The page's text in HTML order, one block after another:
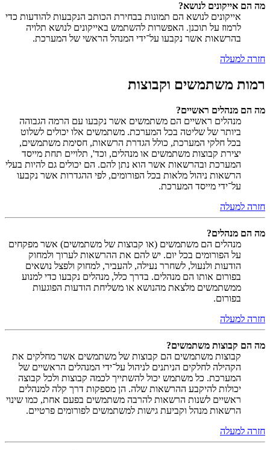
מה הם אייקונים לנושא?
אייקונים לנושא הם תמונות בבחירת הכותב הנקבעות להודעות כדי
לרמוז על תוכנן. האפשרות להשתמש באייקונים לנושא תלויה
בהרשאות אשר נקבעו על־ידי המנהל הראשי של המערכת.
חזרה למעלה
רמות משתמשים וקבוצות
מה הם מנהלים ראשיים?
מנהלים ראשיים הם משתמשים אשר נקבעו עם הרמה הגבוהה
ביותר של שליטה בכל המערכת. משתמשים אלו יכולים לשלוט
בכל חלקי המערכת, כולל הגדרת הרשאות, חסימת משתמשים,
יצירת קבוצות משתמשים או מנהלים, וכד', תלויים תחת מייסד
המערכת ובהרשאות אשר הוא נתן להם. הם יכולים גם להיות בעלי
הרשאות ניהול מלאות בכל הפורומים, לפי ההגדרות אשר נקבעו
על־ידי מייסד המערכת.
חזרה למעלה
מה הם מנהלים?
מנהלים הם משתמשים (או קבוצות של משתמשים) אשר מפקחים
על הפורומים בכל יום. יש להם את ההרשאות לערוך ולמחוק
הודעות ולנעול, לשחרר נעילה, להעביר, למחוק ולפצל נושאים
בפורום אותו הם מנהלים. בדרך כלל, מנהלים נקבעו כדי למנוע
ממשתמשים מלצאת מהנושא או משליחת הודעות הפוגעות
בפורום.
חזרה למעלה
מה הם קבוצות משתמשים?
קבוצות משתמשים הם קבוצות של משתמשים אשר מחלקים את
הקהילה לחלקים הניתנים לניהול על־ידי המנהלים הראשיים של
המערכת. כל משתמש יכול להשתייך לכמה קבוצות ולכל קבוצה
יכולות להיקבע ההרשאות שלה. הן מספקות דרך קלה למנהלים
ראשיים לשנות הרשאות להרבה משתמשים בפעם אחת, כמו שינוי
הרשאות מנהל וקביעת גישות למשתמשים לפורומים פרטיים.
חזרה למעלה